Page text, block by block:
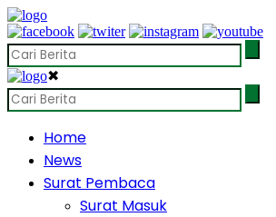
✖
Home
News
Surat Pembaca
Surat Masuk